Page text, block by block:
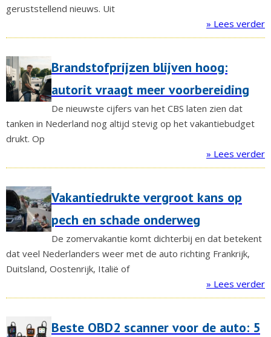
geruststellend nieuws. Uit
» Lees verder
Brandstofprijzen blijven hoog:
autorit vraagt meer voorbereiding
De nieuwste cijfers van het CBS laten zien dat
tanken in Nederland nog altijd stevig op het vakantiebudget
drukt. Op
» Lees verder
Vakantiedrukte vergroot kans op
pech en schade onderweg
De zomervakantie komt dichterbij en dat betekent
dat veel Nederlanders weer met de auto richting Frankrijk,
Duitsland, Oostenrijk, Italië of
» Lees verder
Beste OBD2 scanner voor de auto: 5